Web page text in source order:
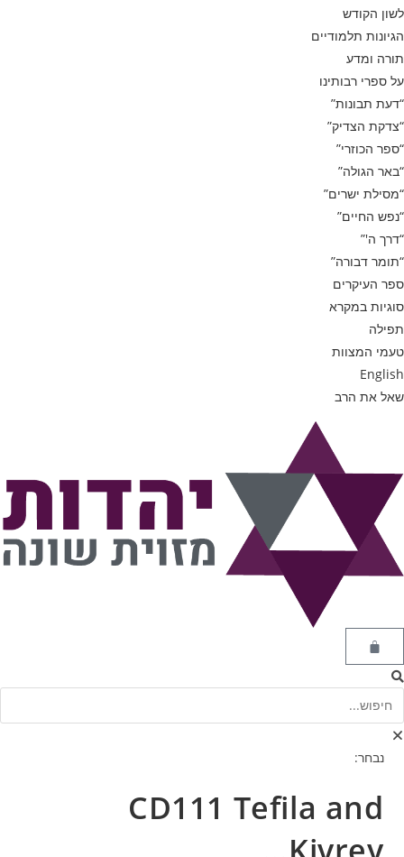
לשון הקודש
הגיונות תלמודיים
תורה ומדע
על ספרי רבותינו
“דעת תבונות”
“צדקת הצדיק”
“ספר הכוזרי”
“באר הגולה”
“מסילת ישרים”
“נפש החיים”
“דרך ה'”
“תומר דבורה”
ספר העיקרים
סוגיות במקרא
תפילה
טעמי המצוות
English
שאל את הרב
נבחר:
CD111 Tefila and